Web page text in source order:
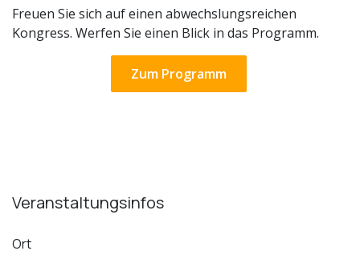
Freuen Sie sich auf einen abwechslungsreichen
Kongress. Werfen Sie einen Blick in das Programm.
Zum Programm
Veranstaltungsinfos
Ort